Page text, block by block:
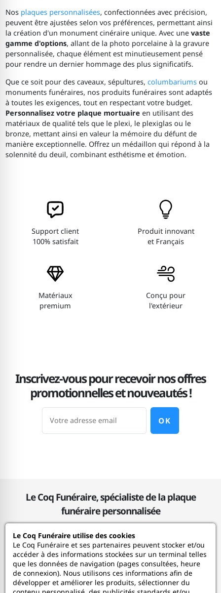
Nos plaques personnalisées, confectionnées avec précision,
peuvent être ajustées selon vos préférences, permettant ainsi
la création d'un monument cinéraire unique. Avec unevaste
gamme d'options, allant de la photo porcelaine à la gravure
personnalisée, chaque élément est minutieusement pensé
pour rendre un dernier hommage des plus significatifs.
Que ce soit pour des caveaux, sépultures,columbariumsou
monuments funéraires, nos produits funéraires sont adaptés
à toutes les exigences, tout en respectant votre budget.
Personnalisez votre plaque mortuaire en utilisant des
matériaux de qualité tels que le plexi, le plexiglas ou le
bronze, mettant ainsi en valeur la mémoire du défunt de
manière exceptionnelle. Offrez un médaillon qui répond à la
solennité du deuil, combinant esthétisme et émotion.
Support client
100% satisfait
Produit innovant
et Français
Matériaux
premium
Conçu pour
l'extérieur
Inscrivez-vous pour recevoir nos offres
promotionnelles et nouveautés !
OK
Le Coq Funéraire, spécialiste de la plaque
funéraire personnalisée
Le Coq Funéraire
Nos services
Le Coq Funéraire utilise des cookies
Le Coq Funéraire et ses partenaires peuvent stocker et/ou
accéder à des informations stockées sur un terminal telles
que les données de navigation (pages consultées, heure
de connexion). Nous utilisons ces informations afin de
développer et améliorer les produits, sélectionner du